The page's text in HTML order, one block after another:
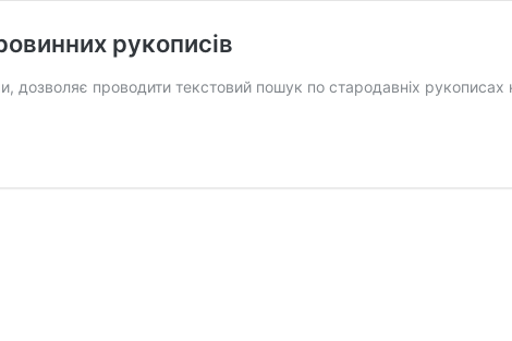
рукописів
дозволяє проводити текстовий пошук по стародавніх рукописах